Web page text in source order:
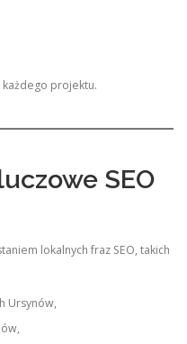
projektu.
SEO
lokalnych fraz SEO, takich
Ursynów,